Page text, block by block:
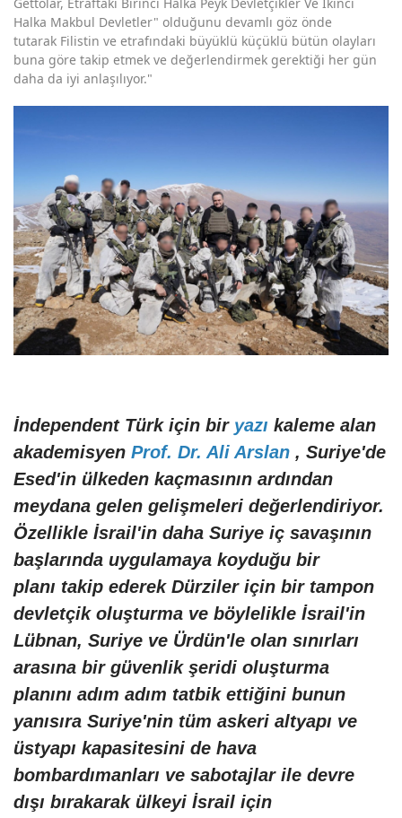
Halka Makbul Devletler" olduğunu devamlı göz önde
tutarak Filistin ve etrafındaki büyüklü küçüklü bütün olayları
buna göre takip etmek ve değerlendirmek gerektiği her gün
daha da iyi anlaşılıyor."
İndependent Türk için bir yazı kaleme alan
akademisyen Prof. Dr. Ali Arslan , Suriye'de
Esed'in ülkeden kaçmasının ardından
meydana gelen gelişmeleri değerlendiriyor.
Özellikle İsrail'in daha Suriye iç savaşının
başlarında uygulamaya koyduğu bir
planı takip ederek Dürziler için bir tampon
devletçik oluşturma ve böylelikle İsrail'in
Lübnan, Suriye ve Ürdün'le olan sınırları
arasına bir güvenlik şeridi oluşturma
planını adım adım tatbik ettiğini bunun
yanısıra Suriye'nin tüm askeri altyapı ve
üstyapı kapasitesini de hava
bombardımanları ve sabotajlar ile devre
dışı bırakarak ülkeyi İsrail için